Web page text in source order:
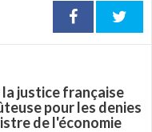
justice française
pour les denies
de l'économie